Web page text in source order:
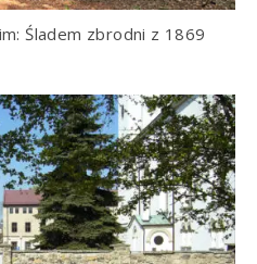
Śladem zbrodni z 1869